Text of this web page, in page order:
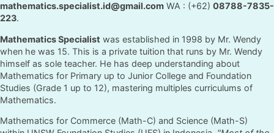
mathematics.specialist.id@gmail.com WA : (+62) 08788-7835-
223.
Mathematics Specialist was established in 1998 by Mr. Wendy
when he was 15. This is a private tuition that runs by Mr. Wendy
himself as sole teacher. He has deep understanding about
Mathematics for Primary up to Junior College and Foundation
Studies (Grade 1 up to 12), mastering multiples curriculums of
Mathematics.
Mathematics for Commerce (Math-C) and Science (Math-S)